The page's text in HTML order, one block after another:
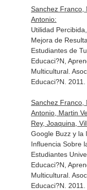
Sanchez Franco,
Antonio:
Utilidad
Mejora de
Estudiantes de
Educaci?N,
Multicultural.
Educaci?N.
Sanchez Franco,
Antonio, Martin
Rey, Joaquina,
Google Buzz y la
Influencia Sobre
Estudiantes
Educaci?N,
Multicultural.
Educaci?N.